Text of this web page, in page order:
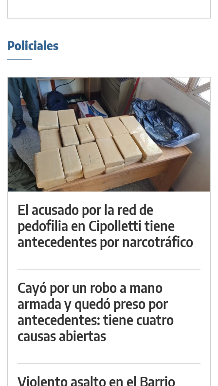
Policiales
El acusado por la red de
pedofilia en Cipolletti tiene
antecedentes por narcotráfico
Cayó por un robo a mano
armada y quedó preso por
antecedentes: tiene cuatro
causas abiertas
Violento asalto en el Barrio